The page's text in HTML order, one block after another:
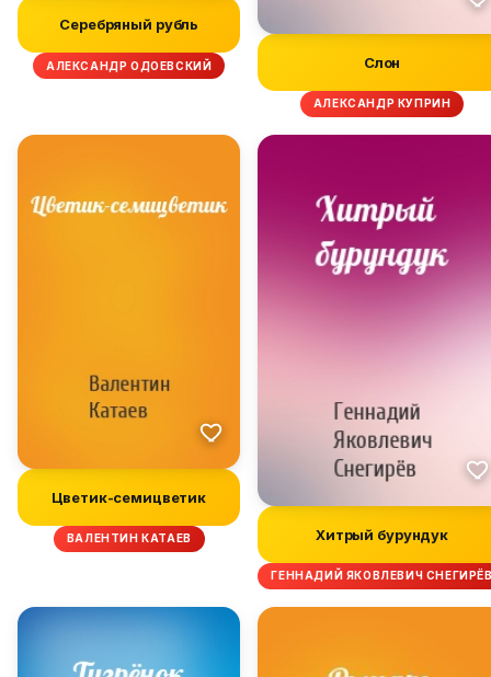
Серебряный рубль
АЛЕКСАНДР ОДОЕВСКИЙ Слон
АЛЕКСАНДР КУПРИН
Цветик-семицветик
ВАЛЕНТИН КАТАЕВ Хитрый бурундук
ГЕННАДИЙ ЯКОВЛЕВИЧ